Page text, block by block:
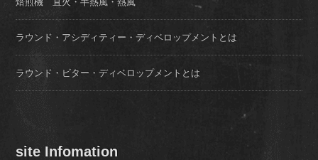
ラウンド・アシディティー・ディベロップメントとは
ラウンド・ビター・ディベロップメントとは
site Infomation